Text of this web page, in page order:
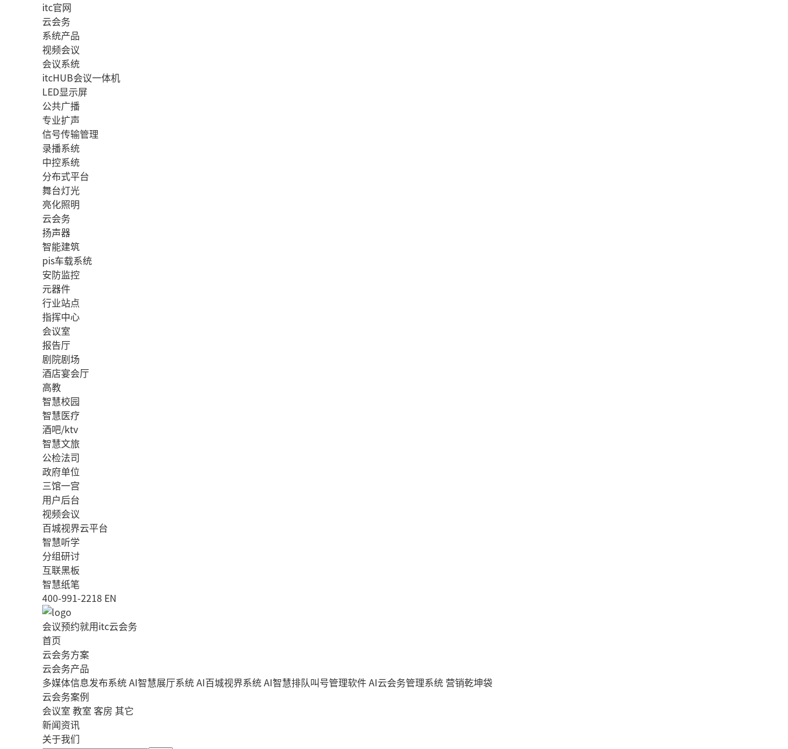
itc官网
云会务
系统产品
视频会议
会议系统
itcHUB会议一体机
LED显示屏
公共广播
专业扩声
信号传输管理
录播系统
中控系统
分布式平台
舞台灯光
亮化照明
云会务
扬声器
智能建筑
pis车载系统
安防监控
元器件
行业站点
指挥中心
会议室
报告厅
剧院剧场
酒店宴会厅
高教
智慧校园
智慧医疗
酒吧/ktv
智慧文旅
公检法司
政府单位
三馆一宫
用户后台
视频会议
百城视界云平台
智慧听学
分组研讨
互联黑板
智慧纸笔
400-991-2218 EN
会议预约就用itc云会务
首页
云会务方案
云会务产品
多媒体信息发布系统AI智慧展厅系统AI百城视界系统AI智慧排队叫号管理软件AI云会务管理系统 营销乾坤袋
云会务案例
会议室 教室 客房 其它
新闻资讯
关于我们